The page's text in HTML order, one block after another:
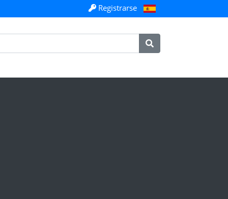
Registrarse